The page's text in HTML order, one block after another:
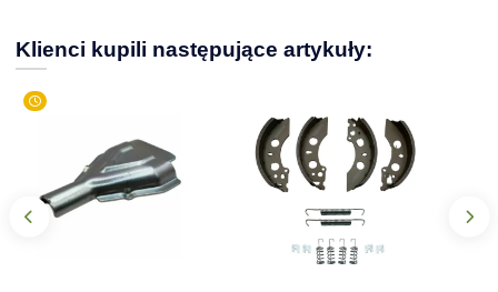
Klienci kupili następujące artykuły: